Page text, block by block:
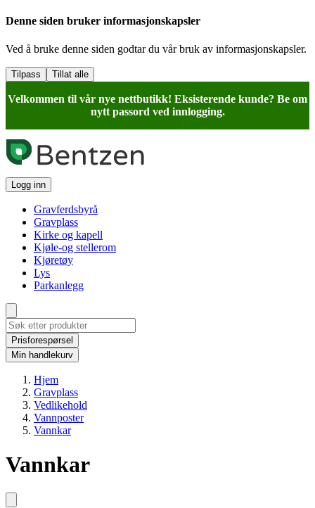
Denne siden bruker informasjonskapsler
Ved å bruke denne siden godtar du vår bruk av informasjonskapsler.
Tilpass Tillat alle
Velkommen til vår nye nettbutikk! Eksisterende kunde? Be om
nytt passord ved innlogging.
Logg inn
Gravferdsbyrå
Gravplass
Kirke og kapell
Kjøle-og stellerom
Kjøretøy
Lys
Parkanlegg
Prisforespørsel
Min handlekurv
Hjem
Gravplass
Vedlikehold
Vannposter
Vannkar
Vannkar